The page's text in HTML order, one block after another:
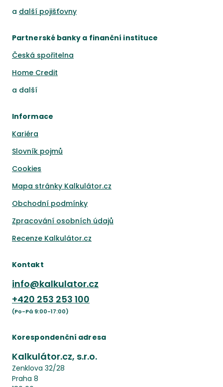
a další pojišťovny
Partnerské banky a finanční instituce
Česká spořitelna
Home Credit
a další
Informace
Kariéra
Slovník pojmů
Cookies
Mapa stránky Kalkulátor.cz
Obchodní podmínky
Zpracování osobních údajů
Recenze Kalkulátor.cz
Kontakt
info@kalkulator.cz
+420 253 253 100
(Po-Pá 9:00-17:00)
Korespondenční adresa
Kalkulátor.cz, s.r.o.
Zenklova 32/28
Praha 8